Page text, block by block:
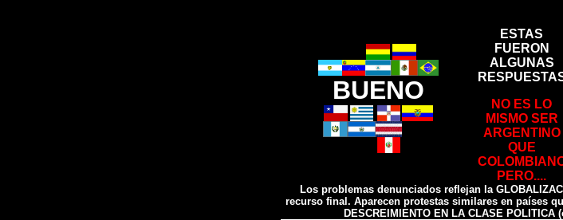
BUENO
ESTAS
FUERON
ALGUNAS
NO ES LO
MISMO SER
ARGENTINO
QUE
PERO....
Los problemas denunciados reflejan la
recurso final. Aparecen protestas similares en países
DESCREIMIENTO EN LA CLASE POLITICA